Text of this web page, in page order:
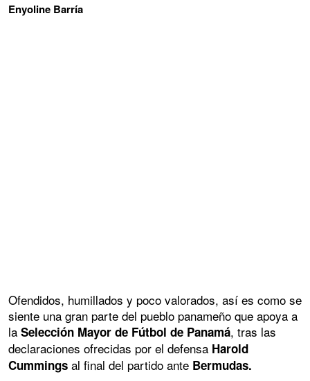
Enyoline Barría
Ofendidos, humillados y poco valorados, así es como se
siente una gran parte del pueblo panameño que apoya a
la Selección Mayor de Fútbol de Panamá, tras las
declaraciones ofrecidas por el defensa Harold
Cummings al final del partido ante Bermudas.